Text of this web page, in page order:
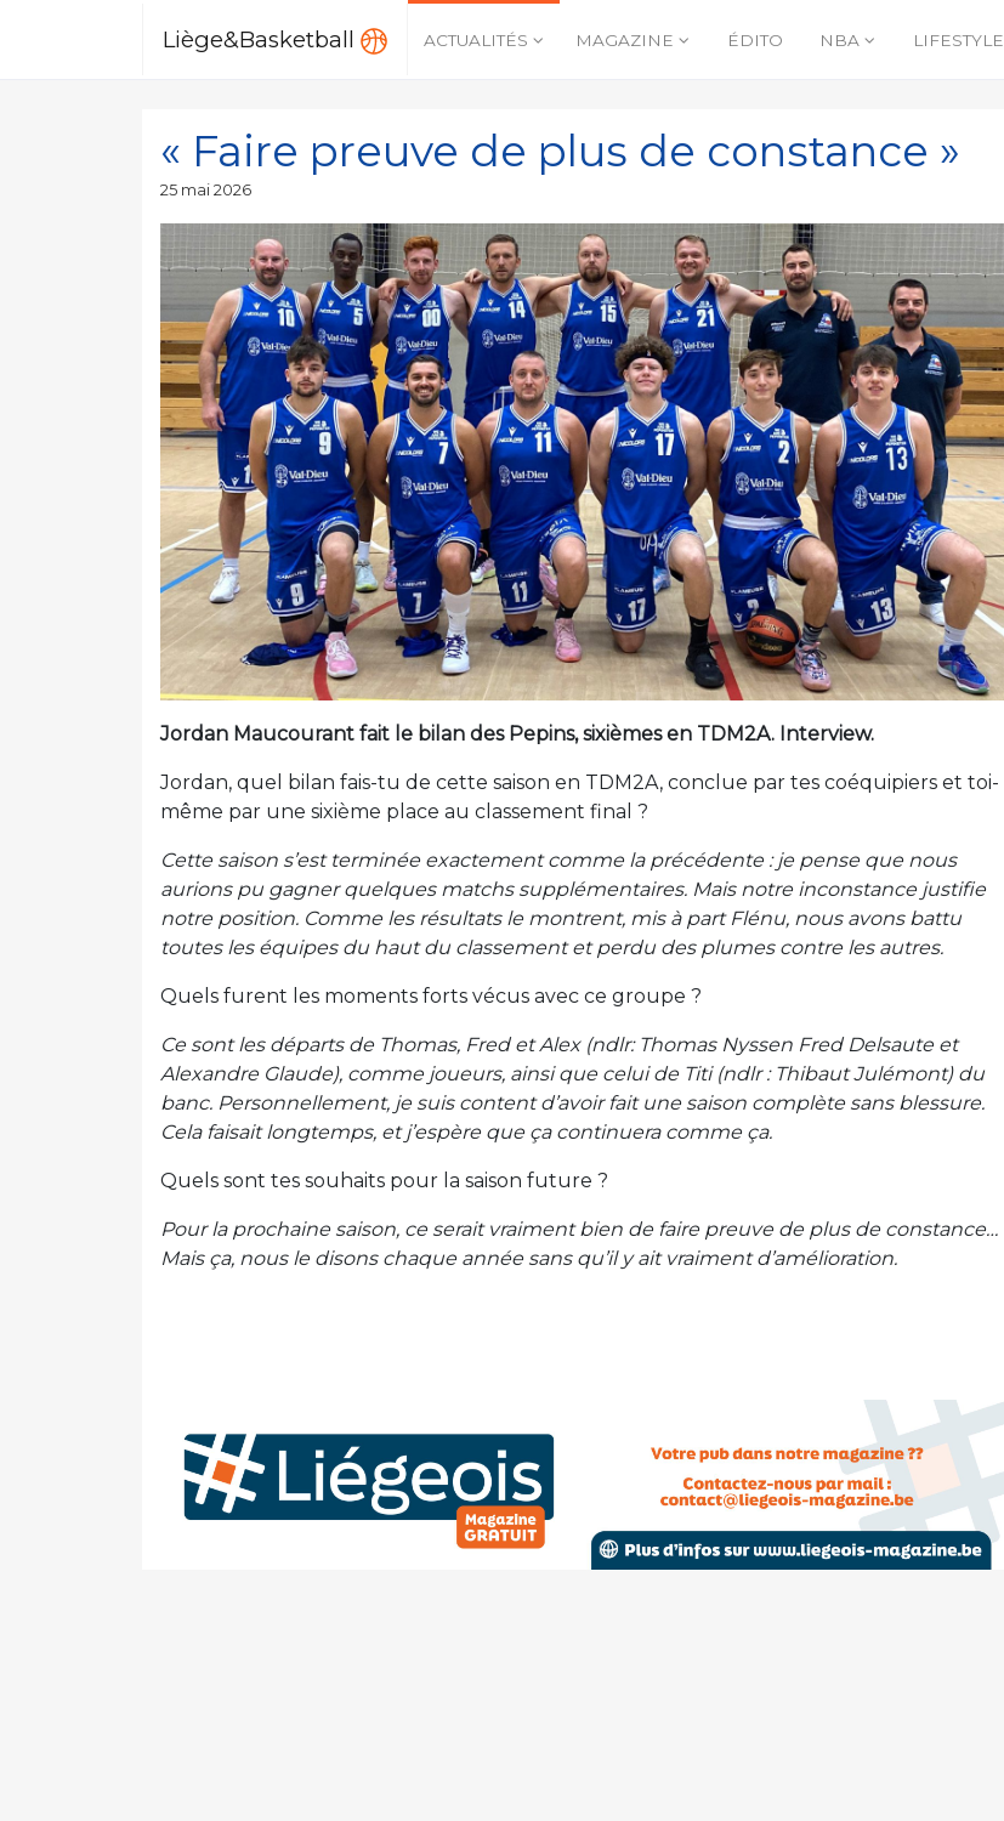
Liège&Basketball ACTUALITÉS MAGAZINE ÉDITO NBA LIFESTYLE
« Faire preuve de plus de constance »
Publié
25 mai 2026
Jordan Maucourant fait le bilan des Pepins, sixièmes en TDM2A. Interview.
Jordan, quel bilan fais-tu de cette saison en TDM2A, conclue par tes coéquipiers et toi-
même par une sixième place au classement final ?
Cette saison s’est terminée exactement comme la précédente : je pense que nous
aurions pu gagner quelques matchs supplémentaires. Mais notre inconstance justifie
notre position. Comme les résultats le montrent, mis à part Flénu, nous avons battu
toutes les équipes du haut du classement et perdu des plumes contre les autres.
Quels furent les moments forts vécus avec ce groupe ?
Ce sont les départs de Thomas, Fred et Alex (ndlr: Thomas Nyssen Fred Delsaute et
Alexandre Glaude), comme joueurs, ainsi que celui de Titi (ndlr : Thibaut Julémont) du
banc. Personnellement, je suis content d’avoir fait une saison complète sans blessure.
Cela faisait longtemps, et j’espère que ça continuera comme ça.
Quels sont tes souhaits pour la saison future ?
Pour la prochaine saison, ce serait vraiment bien de faire preuve de plus de constance…
Mais ça, nous le disons chaque année sans qu’il y ait vraiment d’amélioration.